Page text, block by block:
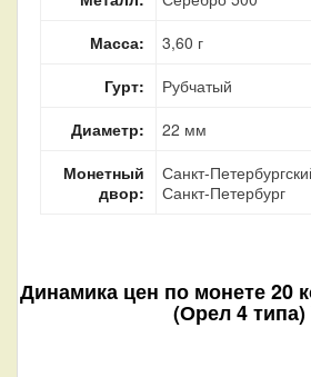
Масса:
3,60 г
Гурт:
Рубчатый
Диаметр:
22 мм
Монетный
двор:
Санкт-
Санкт-Петербург
Динамика цен по монете20
(Орел 4 типа)